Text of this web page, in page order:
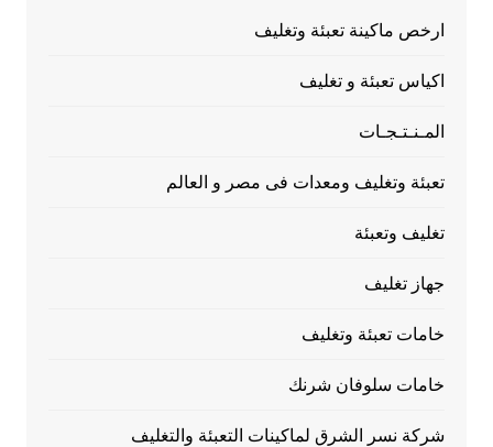
ارخص ماكينة تعبئة وتغليف
اكياس تعبئة و تغليف
المـنـتـجـات
تعبئة وتغليف ومعدات فى مصر و العالم
تغليف وتعبئة
جهاز تغليف
خامات تعبئة وتغليف
خامات سلوفان شرنك
شركة نسر الشرق لماكينات التعبئة والتغليف